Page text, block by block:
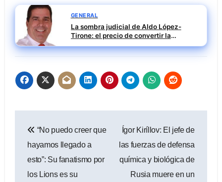
GENERAL
La sombra judicial de Aldo López-
Tirone: el precio de convertir la
comunicación en arma
de
entradas
“No puedo creer que
hayamos llegado a
esto”: Su fanatismo por
los Lions es su
Ígor Kiríllov: El jefe de
las fuerzas de defensa
química y biológica de
Rusia muere en un